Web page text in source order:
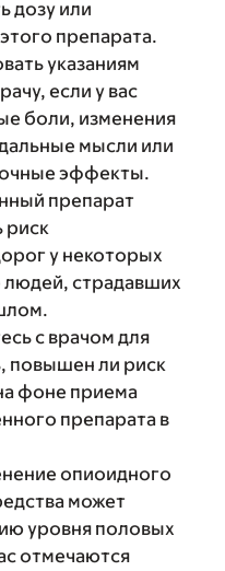
дозу или
препарата.
указаниям
если у вас
боли, изменения
мысли или
эффекты.
препарат
риск
у некоторых
людей, страдавших
с врачом для
повышен ли риск
фоне приема
препарата в
опиоидного
может
уровня половых
отмечаются